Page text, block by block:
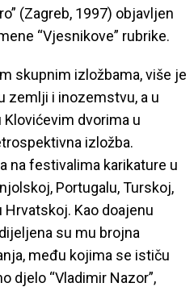
(Zagreb, 1997) objavljen
“Vjesnikove” rubrike.
skupnim izložbama, više je
zemlji i inozemstvu, a u
dvorima u
izložba.
na festivalima karikature u
Portugalu, Turskoj,
Kao doajenu
su mu brojna
među kojima se ističu
djelo “Vladimir Nazor”,